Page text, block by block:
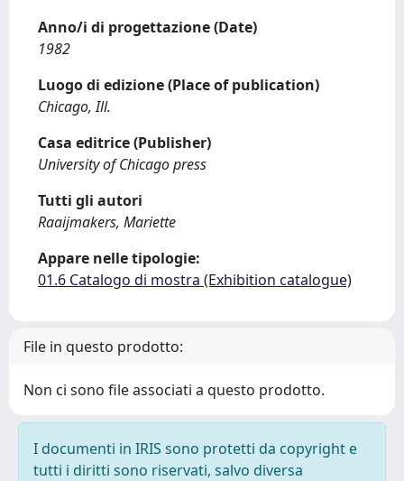
Anno/i di progettazione (Date)
1982
Luogo di edizione (Place of publication)
Chicago, Ill.
Casa editrice (Publisher)
University of Chicago press
Tutti gli autori
Raaijmakers, Mariette
Appare nelle tipologie:
01.6 Catalogo di mostra (Exhibition catalogue)
File in questo prodotto:
Non ci sono file associati a questo prodotto.
I documenti in IRIS sono protetti da copyright e
tutti i diritti sono riservati, salvo diversa